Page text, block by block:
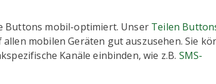
Buttons mobil-optimiert. Unser Teilen
mobilen Geräten gut auszusehen. Sie
Kanäle einbinden, wie z.B. SMS-